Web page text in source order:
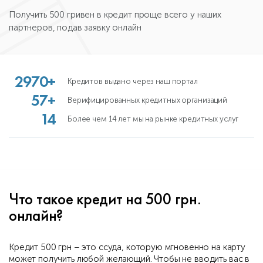
Получить 500 гривен в кредит проще всего у наших
партнеров, подав заявку онлайн
2970+ Кредитов выдано через наш портал
57+ Верифицированных кредитных организаций
14 Более чем 14 лет мы на рынке кредитных услуг
Что такое кредит на 500 грн.
онлайн?
Кредит 500 грн – это ссуда, которую мгновенно на карту
может получить любой желающий. Чтобы не вводить вас в